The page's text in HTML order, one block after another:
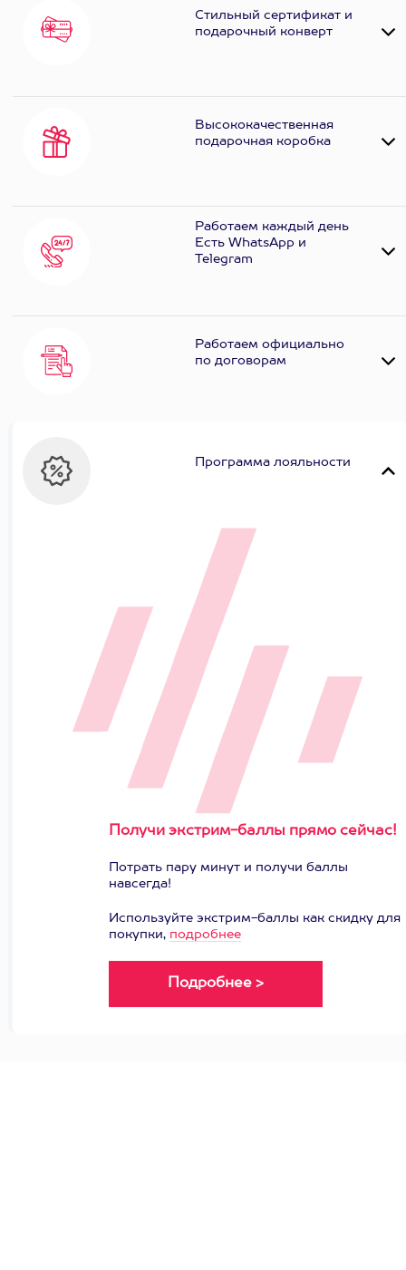
Стильный сертификат и
подарочный конверт
Высококачественная
подарочная коробка
Работаем каждый день
Есть WhatsApp и
Telеgram
Работаем официально
по договорам
Программа лояльности
Получи экстрим-баллы прямо сейчас!
Потрать пару минут и получи баллы
навсегда!
Используйте экстрим-баллы как скидку для
покупки, подробнее